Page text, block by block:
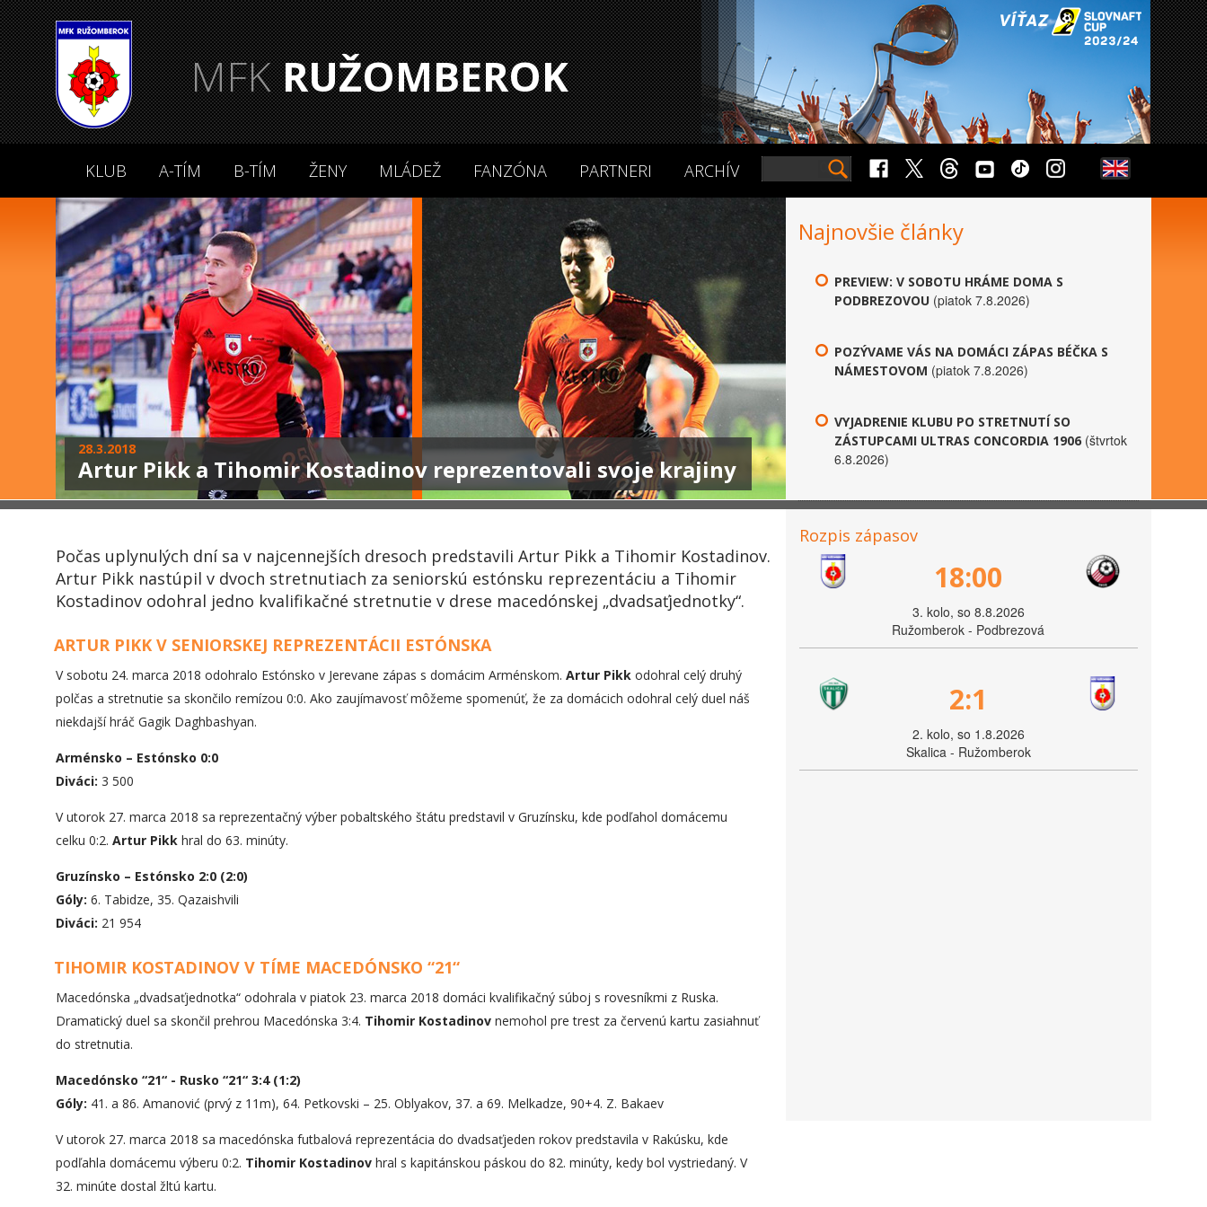
MFKRUŽOMBEROK
KLUB A-TÍM B-TÍM ŽENY MLÁDEŽ FANZÓNA PARTNERI ARCHÍV
28.3.2018
Artur Pikk a Tihomir Kostadinov reprezentovali svoje krajiny
Najnovšie články
PREVIEW: V SOBOTU HRÁME DOMA S
PODBREZOVOU (piatok 7.8.2026)
POZÝVAME VÁS NA DOMÁCI ZÁPAS BÉČKA S
NÁMESTOVOM (piatok 7.8.2026)
VYJADRENIE KLUBU PO STRETNUTÍ SO
ZÁSTUPCAMI ULTRAS CONCORDIA 1906 (štvrtok
6.8.2026)
Počas uplynulých dní sa v najcennejších dresoch predstavili Artur Pikk a Tihomir Kostadinov.
Artur Pikk nastúpil v dvoch stretnutiach za seniorskú estónsku reprezentáciu a Tihomir
Kostadinov odohral jedno kvalifikačné stretnutie v drese macedónskej „dvadsaťjednotky“.
ARTUR PIKK V SENIORSKEJ REPREZENTÁCII ESTÓNSKA
V sobotu 24. marca 2018 odohralo Estónsko v Jerevane zápas s domácim Arménskom. Artur Pikk odohral celý druhý
polčas a stretnutie sa skončilo remízou 0:0. Ako zaujímavosť môžeme spomenúť, že za domácich odohral celý duel náš
niekdajší hráč Gagik Daghbashyan.
Arménsko – Estónsko 0:0
Diváci: 3 500
V utorok 27. marca 2018 sa reprezentačný výber pobaltského štátu predstavil v Gruzínsku, kde podľahol domácemu
celku 0:2. Artur Pikk hral do 63. minúty.
Gruzínsko – Estónsko 2:0 (2:0)
Góly: 6. Tabidze, 35. Qazaishvili
Diváci: 21 954
TIHOMIR KOSTADINOV V TÍME MACEDÓNSKO “21“
Macedónska „dvadsaťjednotka“ odohrala v piatok 23. marca 2018 domáci kvalifikačný súboj s rovesníkmi z Ruska.
Dramatický duel sa skončil prehrou Macedónska 3:4. Tihomir Kostadinov nemohol pre trest za červenú kartu zasiahnuť
do stretnutia.
Macedónsko “21“ - Rusko “21“ 3:4 (1:2)
Góly: 41. a 86. Amanović (prvý z 11m), 64. Petkovski – 25. Oblyakov, 37. a 69. Melkadze, 90+4. Z. Bakaev
V utorok 27. marca 2018 sa macedónska futbalová reprezentácia do dvadsaťjeden rokov predstavila v Rakúsku, kde
podľahla domácemu výberu 0:2. Tihomir Kostadinov hral s kapitánskou páskou do 82. minúty, kedy bol vystriedaný. V
32. minúte dostal žltú kartu.
Rozpis zápasov
18:00
3. kolo, so 8.8.2026
Ružomberok - Podbrezová
2:1
2. kolo, so 1.8.2026
Skalica - Ružomberok